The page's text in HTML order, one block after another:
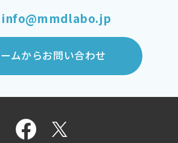
info@mmdlabo.jp
ムからお問い合わせ